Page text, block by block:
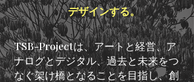
デザインする。
TSB-Projectは、アートと経営、ア
ナログとデジタル、過去と未来をつ
なぐ架け橋となることを目指し、創